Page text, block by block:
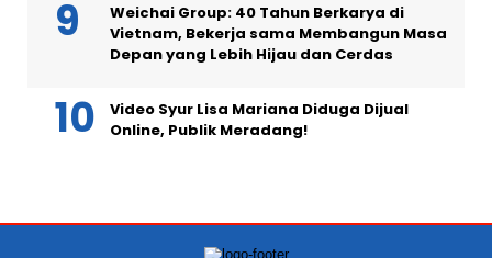
Weichai Group: 40 Tahun Berkarya di
Vietnam, Bekerja sama Membangun Masa
Depan yang Lebih Hijau dan Cerdas
Video Syur Lisa Mariana Diduga Dijual
Online, Publik Meradang!